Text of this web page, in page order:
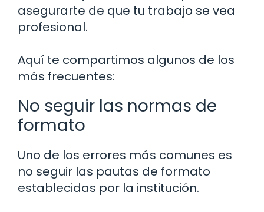
asegurarte de que tu trabajo se vea
profesional.
Aquí te compartimos algunos de los
más frecuentes:
No seguir las normas de
formato
Uno de los errores más comunes es
no seguir las pautas de formato
establecidas por la institución.